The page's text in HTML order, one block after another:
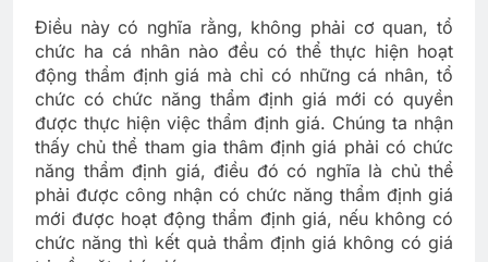
Điều này có nghĩa rằng, không phải cơ quan, tổ
chức ha cá nhân nào đều có thể thực hiện hoạt
động thẩm định giá mà chỉ có những cá nhân, tổ
chức có chức năng thẩm định giá mới có quyền
được thực hiện việc thẩm định giá. Chúng ta nhận
thấy chủ thể tham gia thâm định giá phải có chức
năng thẩm định giá, điều đó có nghĩa là chủ thể
phải được công nhận có chức năng thẩm định giá
mới được hoạt động thẩm định giá, nếu không có
chức năng thì kết quả thẩm định giá không có giá